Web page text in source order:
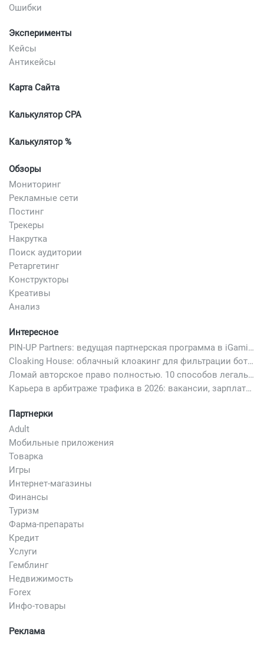
Ошибки
Эксперименты
Кейсы
Антикейсы
Карта Сайта
Калькулятор CPA
Калькулятор %
Обзоры
Мониторинг
Рекламные сети
Постинг
Трекеры
Накрутка
Поиск аудитории
Ретаргетинг
Конструкторы
Креативы
Анализ
Интересное
PIN-UP Partners: ведущая партнерская программа в iGaming
Cloaking House: облачный клоакинг для фильтрации ботов FB и Google Ads — гайд PHP-интеграции 2026
Ломай авторское право полностью. 10 способов легально добавить любимый трек в свой креатив
Карьера в арбитраже трафика в 2026: вакансии, зарплаты и как начать
Партнерки
Adult
Мобильные приложения
Товарка
Игры
Интернет-магазины
Финансы
Туризм
Фарма-препараты
Кредит
Услуги
Гемблинг
Недвижимость
Forex
Инфо-товары
Реклама